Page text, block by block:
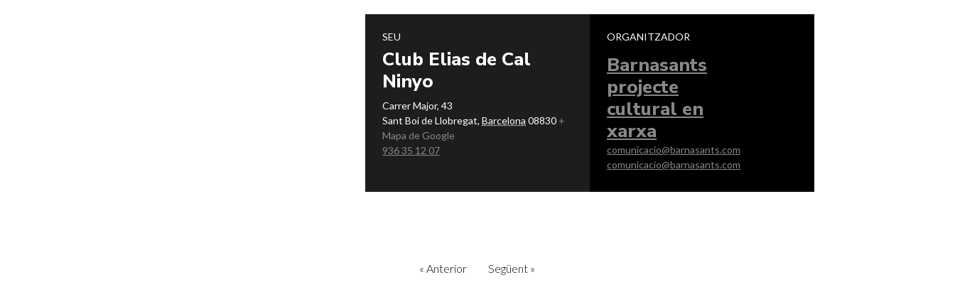
SEU
Club Elias de Cal
Ninyo
Carrer Major, 43
Sant Boi de Llobregat, Barcelona 08830 +
Mapa de Google
936 35 12 07
ORGANITZADOR
Barnasants
projecte
cultural en
xarxa
comunicacio@barnasants.com
comunicacio@barnasants.com
« Anterior Següent »